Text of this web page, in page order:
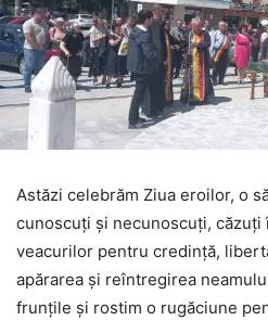
Astăzi celebrăm Ziua eroilor, o
cunoscuţi şi necunoscuţi, căzuţi
veacurilor pentru credinţă,
apărarea şi reîntregirea
frunţile şi rostim o rugăciune